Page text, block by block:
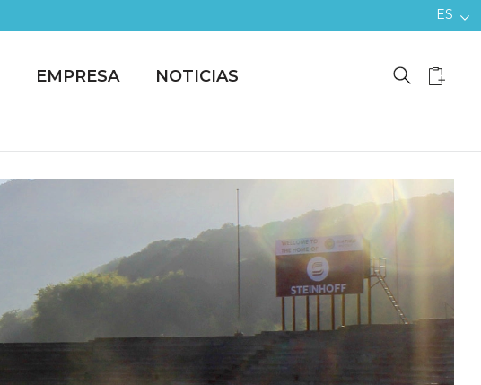
ES
EMPRESA NOTICIAS